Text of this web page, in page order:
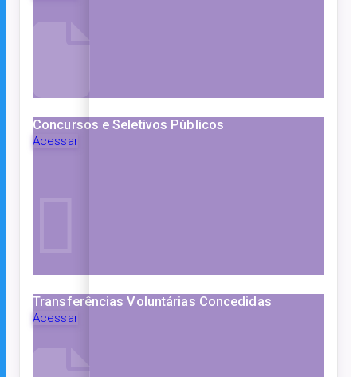
Concursos e Seletivos Públicos
Acessar
Transferências Voluntárias Concedidas
Acessar